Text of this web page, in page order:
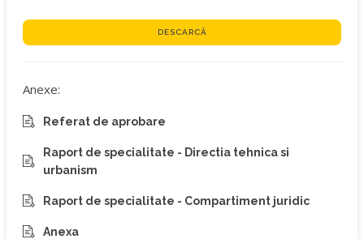
DESCARCĂ
Anexe:
Referat de aprobare
Raport de specialitate - Directia tehnica si
urbanism
Raport de specialitate - Compartiment juridic
Anexa